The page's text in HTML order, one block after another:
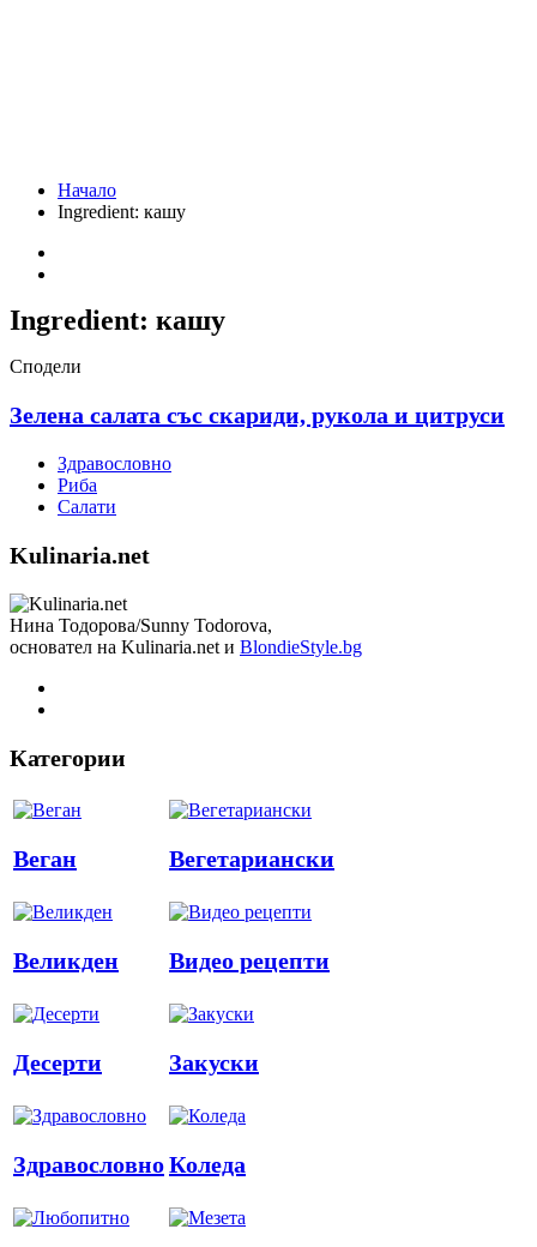
Начало
Ingredient: кашу
Ingredient: кашу
Сподели
Зелена салата със скариди, рукола и цитруси
Здравословно
Риба
Салати
Kulinaria.net
Нина Тодорова/Sunny Todorova,
основател на Kulinaria.net и BlondieStyle.bg
Категории
Веган Вегетариански
Великден Видео рецепти
Десерти Закуски
ЗдравословноКоледа